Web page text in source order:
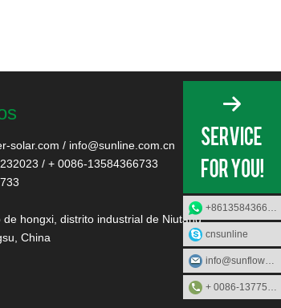
solar.com / info@sunline.com.cn
/ + 0086-13584366733
de hongxi, distrito industrial de Niutang,
China
+8613584366733
cnsunline
info@sunflower-solar.com
+ 0086-13775232023